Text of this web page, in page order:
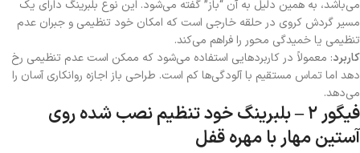
می‌باشد، به همین دلیل به آن “باز” گفته می‌شود. این نوع بلبرینگ دارای یک
مسیر گردش کروی در حلقه خارجی است که امکان خود تنظیمی و جبران عدم
تنظیمی یا خمیدگی محور را فراهم می‌کند.
کاربرد: معمولاً در کاربردهایی استفاده می‌شود که ممکن است عدم تنظیمی رخ
دهد اما تماس مستقیم با آلودگی‌ها کم است. طراحی باز اجازه روانکاری آسان را
می‌دهد.
فیگور ۲ – بلبرینگ خود تنظیم نصب شده روی
آستین مهار با مهره قفل